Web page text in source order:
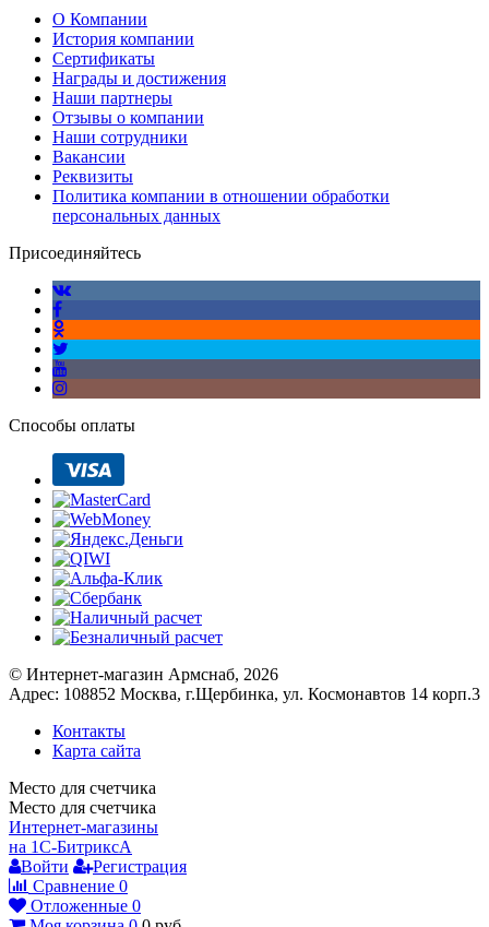
О Компании
История компании
Сертификаты
Награды и достижения
Наши партнеры
Отзывы о компании
Наши сотрудники
Вакансии
Реквизиты
Политика компании в отношении обработки
персональных данных
Присоединяйтесь
Способы оплаты
© Интернет-магазин Армснаб, 2026
Адрес: 108852 Москва, г.Щербинка, ул. Космонавтов 14 корп.3
Контакты
Карта сайта
Место для счетчика
Место для счетчика
Интернет-магазины
на 1С-БитриксA
Войти
Регистрация
Сравнение 0
Отложенные 0